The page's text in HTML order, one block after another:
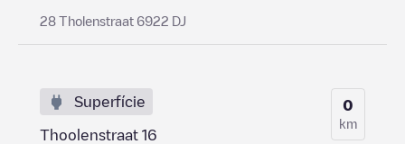
28 Tholenstraat 6922 DJ
Superfície
Thoolenstraat 16
0
km